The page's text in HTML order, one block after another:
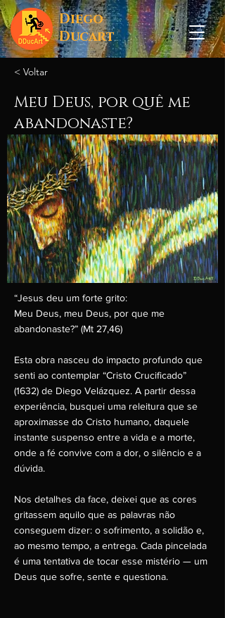
Diego
Ducart
< Voltar
Meu Deus, por quê me
abandonaste?
“Jesus deu um forte grito:
Meu Deus, meu Deus, por que me
abandonaste?” (Mt 27,46)
Esta obra nasceu do impacto profundo que
senti ao contemplar “Cristo Crucificado”
(1632) de Diego Velázquez. A partir dessa
experiência, busquei uma releitura que se
aproximasse do Cristo humano, daquele
instante suspenso entre a vida e a morte,
onde a fé convive com a dor, o silêncio e a
dúvida.
Nos detalhes da face, deixei que as cores
gritassem aquilo que as palavras não
conseguem dizer: o sofrimento, a solidão e,
ao mesmo tempo, a entrega. Cada pincelada
é uma tentativa de tocar esse mistério — um
Deus que sofre, sente e questiona.